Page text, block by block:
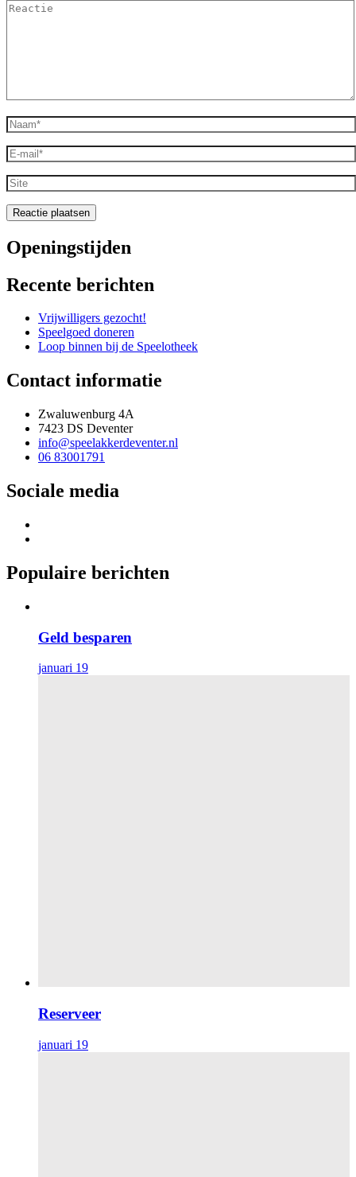
Reactie
Naam*
E-
mail*
Site
Openingstijden
Recente berichten
Vrijwilligers gezocht!
Speelgoed doneren
Loop binnen bij de Speelotheek
Contact informatie
Zwaluwenburg 4A
7423 DS Deventer
info@speelakkerdeventer.nl
06 83001791
Sociale media
Populaire berichten
Geld besparen
januari 19
Reserveer
januari 19